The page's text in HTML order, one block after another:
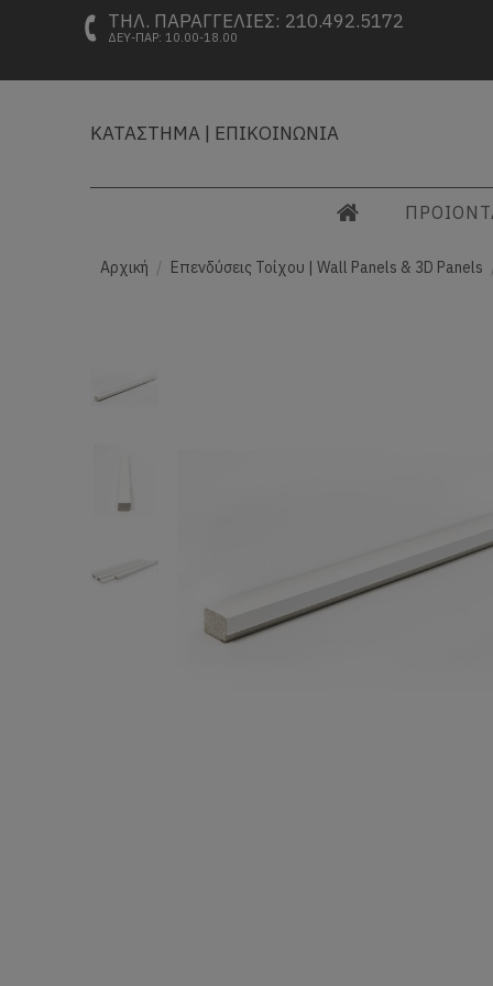
ΤΗΛ. ΠΑΡΑΓΓΕΛΙΕΣ: 210.492.5172
ΔΕΥ-ΠΑΡ: 10.00-18.00
ΚΑΤΑΣΤΗΜΑ | ΕΠΙΚΟΙΝΩΝΙΑ
Αρχική Επενδύσεις Τοίχου | Wall Panels & 3D Panels